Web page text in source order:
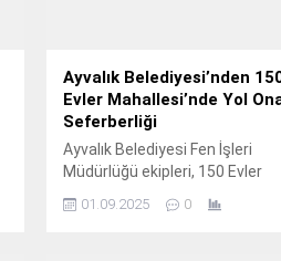
Ayvalık Belediyesi’nden
Evler Mahallesi’nde Yol
Seferberliği
Ayvalık Belediyesi Fen İşleri
Müdürlüğü ekipleri, 150 Evler
Mahallesi’nde doğalgaz altyapı
çalışmaları nedeniyle bozulan
01.09.2025 0